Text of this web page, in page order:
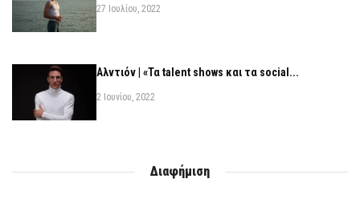
27 Ιουλίου, 2022
Αλντιόν | «Τα talent shows και τα social...
2 Ιουνίου, 2022
Διαφήμιση